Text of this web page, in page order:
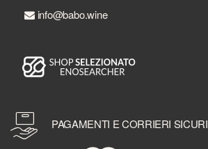
info@babo.wine
PAGAMENTI E CORRIERI SICURI